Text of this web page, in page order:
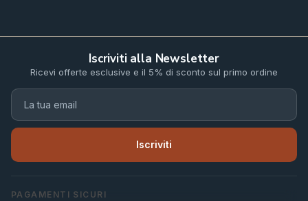
Iscriviti alla Newsletter
Ricevi offerte esclusive e il 5% di sconto sul primo ordine
Iscriviti
PAGAMENTI SICURI